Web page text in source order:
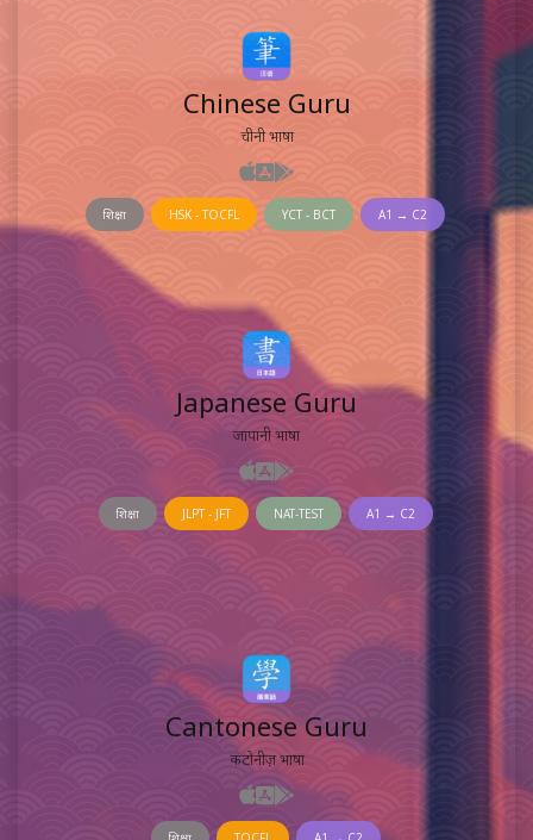
Chinese Guru
चीनी भाषा
शिक्षा HSK - TOCFL YCT - BCT A1 → C2
Japanese Guru
जापानी भाषा
शिक्षा JLPT - JFT NAT-TEST A1 → C2
Cantonese Guru
कैंटोनीज़ भाषा